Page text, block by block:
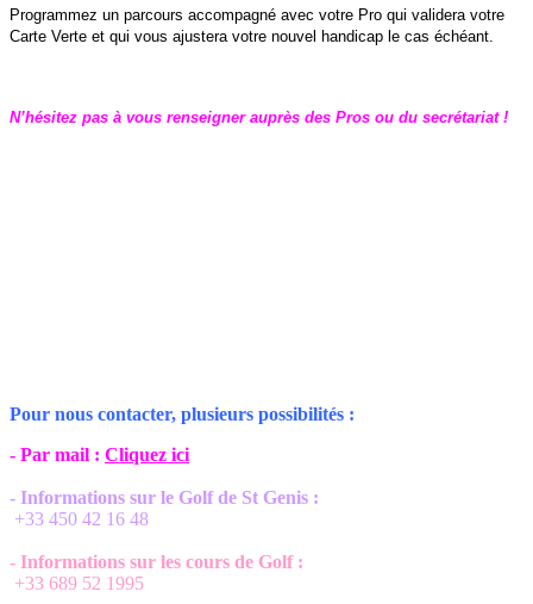
Programmez un parcours accompagné avec votre Pro qui validera votre
Carte Verte et qui vous ajustera votre nouvel handicap le cas échéant.
N’hésitez pas à vous renseigner auprès des Pros ou du secrétariat !
Pour nous contacter, plusieurs possibilités :
- Par mail : Cliquez ici
- Informations sur le Golf de St Genis :
+33 450 42 16 48
- Informations sur les cours de Golf :
+33 689 52 1995